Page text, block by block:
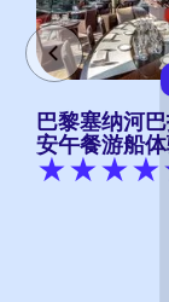
巴黎塞纳河
安午餐游船